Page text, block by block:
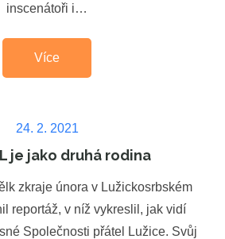
inscenátoři i…
Více
Posted
on
24. 2. 2021
je jako druhá rodina
zkraje února v Lužickosrbském
reportáž, v níž vykreslil, jak vidí
Společnosti přátel Lužice. Svůj